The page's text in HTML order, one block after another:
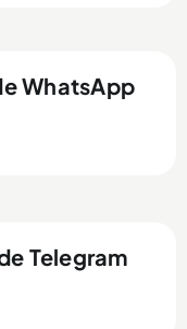
WhatsApp
Telegram